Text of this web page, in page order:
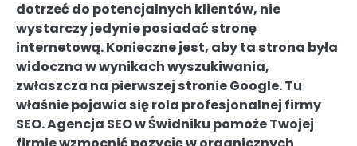
dotrzeć do potencjalnych klientów, nie
wystarczy jedynie posiadać stronę
internetową. Konieczne jest, aby ta strona była
widoczna w wynikach wyszukiwania,
zwłaszcza na pierwszej stronie Google. Tu
właśnie pojawia się rola profesjonalnej firmy
SEO. Agencja SEO w Świdniku pomoże Twojej